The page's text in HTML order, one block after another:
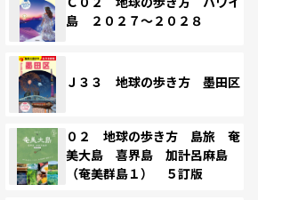
島 ２０２７～２０２８
Ｊ３３ 地球の歩き方 墨田区
０２ 地球の歩き方 島旅 奄
美大島 喜界島 加計呂麻島
（奄美群島１） ５訂版